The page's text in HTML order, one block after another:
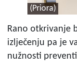
(Priora)
Rano otkrivanje
izlječenju pa je
nužnosti